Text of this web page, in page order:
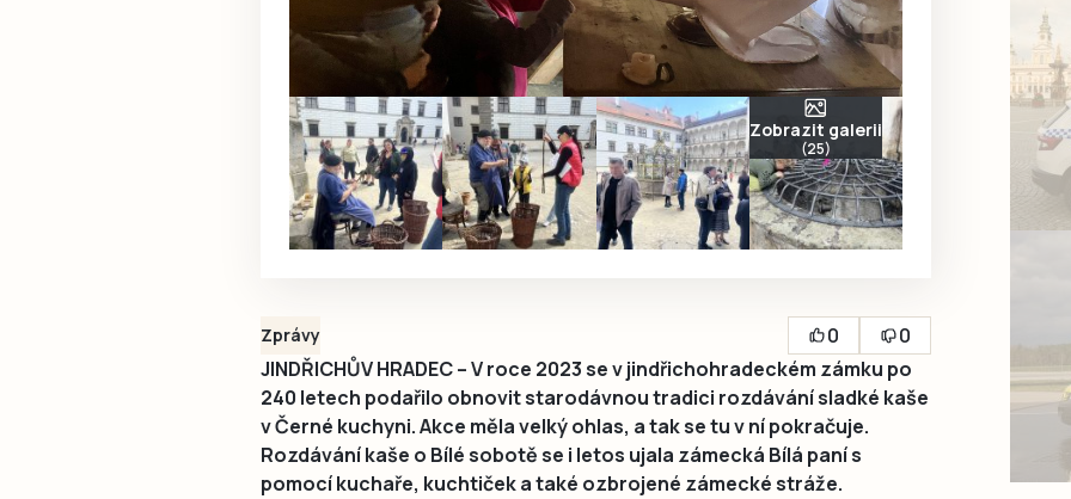
Zobrazit galerii
(25)
Zprávy 0
0
JINDŘICHŮV HRADEC – V roce 2023 se v jindřichohradeckém zámku po
240 letech podařilo obnovit starodávnou tradici rozdávání sladké kaše
v Černé kuchyni. Akce měla velký ohlas, a tak se tu v ní pokračuje.
Rozdávání kaše o Bílé sobotě se i letos ujala zámecká Bílá paní s
pomocí kuchaře, kuchtiček a také ozbrojené zámecké stráže.